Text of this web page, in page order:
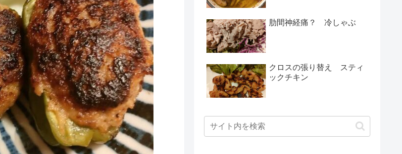
肋間神経痛？ 冷しゃぶ
クロスの張り替え スティ
ックチキン